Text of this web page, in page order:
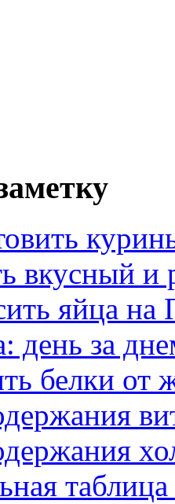
вкусный и
яйца на
день за
белки от